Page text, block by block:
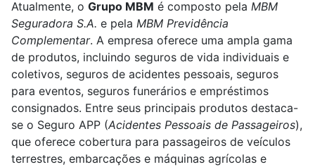
Atualmente, o Grupo MBM é composto pela MBM
Seguradora S.A. e pela MBM Previdência
Complementar. A empresa oferece uma ampla gama
de produtos, incluindo seguros de vida individuais e
coletivos, seguros de acidentes pessoais, seguros
para eventos, seguros funerários e empréstimos
consignados. Entre seus principais produtos destaca-
se o Seguro APP (Acidentes Pessoais de Passageiros),
que oferece cobertura para passageiros de veículos
terrestres, embarcações e máquinas agrícolas e